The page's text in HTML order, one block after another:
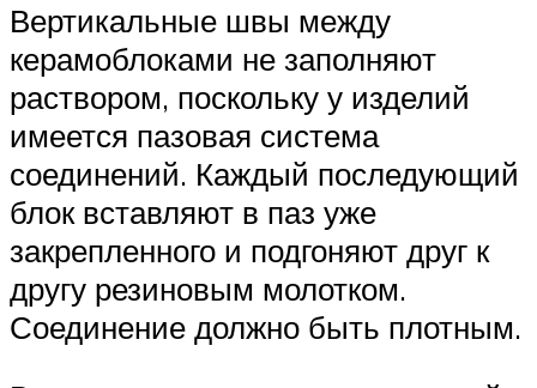
Вертикальные швы между
керамоблоками не заполняют
раствором, поскольку у изделий
имеется пазовая система
соединений. Каждый последующий
блок вставляют в паз уже
закрепленного и подгоняют друг к
другу резиновым молотком.
Соединение должно быть плотным.